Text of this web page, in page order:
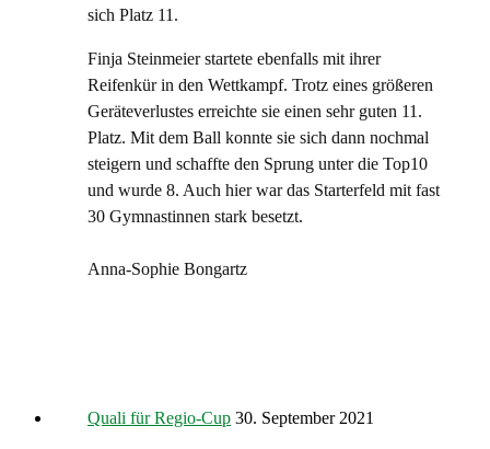
sich Platz 11.
Finja Steinmeier startete ebenfalls mit ihrer
Reifenkür in den Wettkampf. Trotz eines größeren
Geräteverlustes erreichte sie einen sehr guten 11.
Platz. Mit dem Ball konnte sie sich dann nochmal
steigern und schaffte den Sprung unter die Top10
und wurde 8. Auch hier war das Starterfeld mit fast
30 Gymnastinnen stark besetzt.
Anna-Sophie Bongartz
Quali für Regio-Cup 30. September 2021